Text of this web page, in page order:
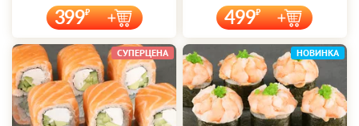
399 499
СУПЕРЦЕНА НОВИНКА